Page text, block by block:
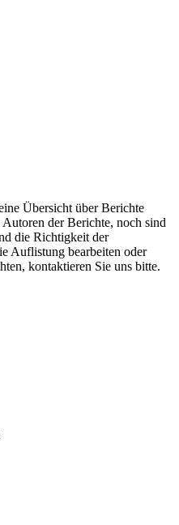
Übersicht über Berichte
der Berichte, noch sind
die Richtigkeit der
Auflistung bearbeiten oder
kontaktieren Sie uns bitte.